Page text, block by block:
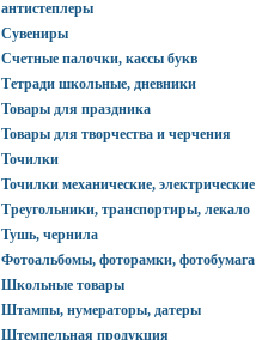
антистеплеры
Сувениры
Счетные палочки, кассы букв
Тетради школьные, дневники
Товары для праздника
Товары для творчества и черчения
Точилки
Точилки механические, электрические
Треугольники, транспортиры, лекало
Тушь, чернила
Фотоальбомы, фоторамки, фотобумага
Школьные товары
Штампы, нумераторы, датеры
Штемпельная продукция